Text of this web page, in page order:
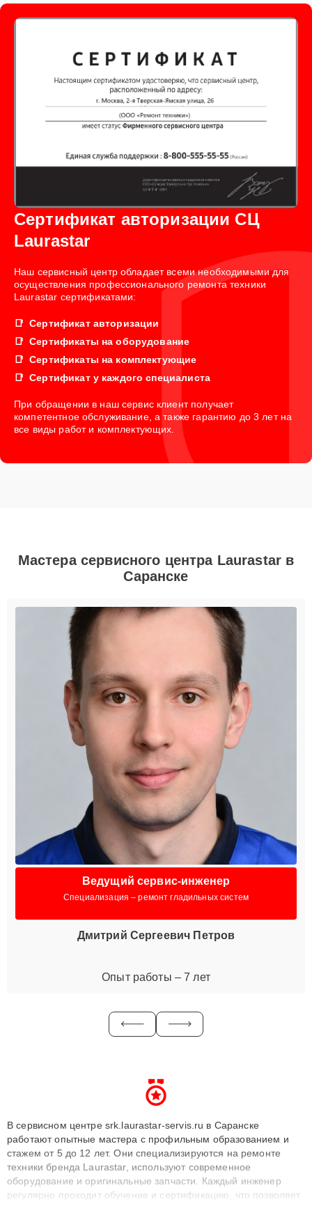
Сертификат авторизации СЦ
Laurastar
Наш сервисный центр обладает всеми необходимыми для
осуществления профессионального ремонта техники
Laurastar сертификатами:
Сертификат авторизации
Сертификаты на оборудование
Сертификаты на комплектующие
Сертификат у каждого специалиста
При обращении в наш сервис клиент получает
компетентное обслуживание, а также гарантию до 3 лет на
все виды работ и комплектующих.
Мастера сервисного центра Laurastar в
Саранске
Ведущий сервис-инженер
Специализация – ремонт гладильных систем
Дмитрий Сергеевич Петров
Опыт работы – 7 лет
В сервисном центре srk.laurastar-servis.ru в Саранске
работают опытные мастера с профильным образованием и
стажем от 5 до 12 лет. Они специализируются на ремонте
техники бренда Laurastar, используют современное
оборудование и оригинальные запчасти. Каждый инженер
регулярно проходит обучение и сертификацию, что позволяет